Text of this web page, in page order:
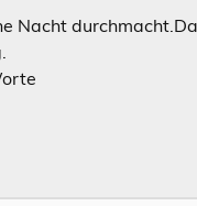
Nacht